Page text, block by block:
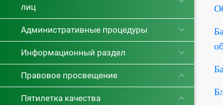
лиц
Административные процедуры
Информационный раздел
Правовое просвещение
Пятилетка качества